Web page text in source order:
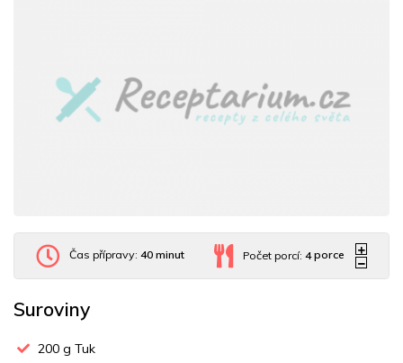
Čas přípravy:40 minut Počet porcí:4 porce
Suroviny
200 g Tuk